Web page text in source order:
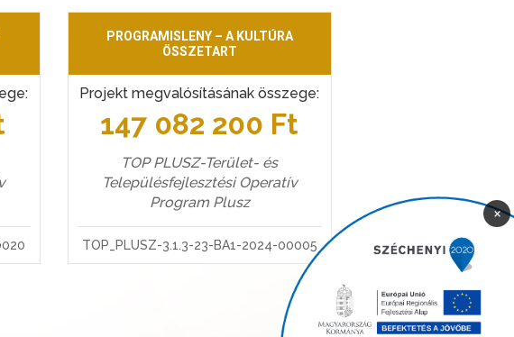
PROGRAMISLENY – A KULTÚRA
ÖSSZETART
Projekt megvalósításának összege:
147 082 200 Ft
TOP PLUSZ-Terület- és
Településfejlesztési Operatív
Program Plusz
TOP_PLUSZ-3.1.3-23-BA1-2024-00005
×